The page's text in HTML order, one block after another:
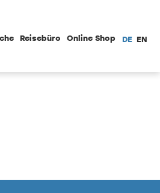
Reisebüro Online Shop DE EN